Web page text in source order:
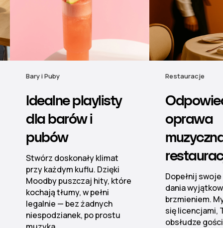
Restauracje
Odpowiednia
oprawa
muzyczna dla
restauracji
Dopełnij swoje popisowe
dania wyjątkowym
brzmieniem. My zajmiemy
się licencjami, Ty skup się na
obsłudze gości.
Hotele
Muzyka
nastrój
hotelu
Od lobby po
dźwiękową
zarządzanym
kontroli stref.